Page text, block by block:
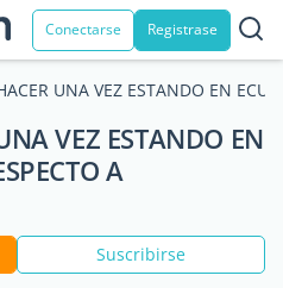
Conectarse Registrase
UNA VEZ ESTANDO EN
VEZ ESTANDO EN
A
Suscribirse